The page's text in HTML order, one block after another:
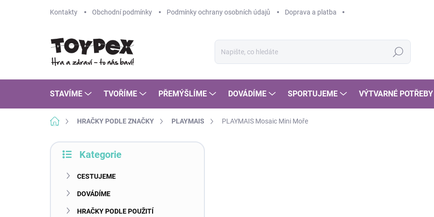
Kontakty Obchodní podmínky Podmínky ochrany osobních údajů Doprava a platba
Hledat
STAVÍME TVOŘÍME PŘEMÝŠLÍME DOVÁDÍME SPORTUJEME VÝTVARNÉ
Domů HRAČKY PODLE ZNAČKY PLAYMAIS PLAYMAIS Mosaic Mini Moře
P
Kategorie
CESTUJEME
DOVÁDÍME
HRAČKY PODLE POUŽITÍ